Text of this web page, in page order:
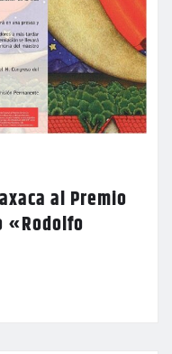
al Premio
«Rodolfo